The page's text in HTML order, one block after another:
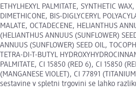
ETHYLHEXYL PALMITATE, SYNTHETIC
DIMETHICONE, BIS-DIGLYCERYL
MALATE, OCTADECENE, HELIANTHUS
(HELIANTHUS ANNUUS (SUNFLOWER)
ANNUUS (SUNFLOWER) SEED OIL,
TETRA-DI-T-BUTYL
PALMITATE, CI 15850 (RED 6), CI 15850
(MANGANESE VIOLET), CI 77891
sestavine v spletni trgovini se lahko